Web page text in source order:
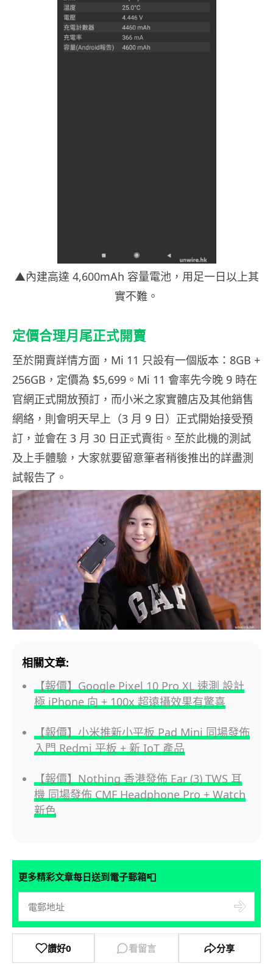
▲內建高達 4,600mAh 容量電池，用足一日以上其
實不難。
定價合理月尾正式開賣
至於開賣詳情方面，Mi 11 只設有一個版本：8GB +
256GB，定價為 $5,699。Mi 11 會率先今晚 9 時在
官網正式開放預訂，而小米之家實體店及其他銷售
網絡，則會明天早上（3 月 9 日）正式開始接受預
訂，並會在 3 月 30 日正式賣街。至於此機的測試
及上手體驗，大家就要留意筆者稍後推出的詳盡測
試報告了。
相關文章:
【報價】Google Pixel 10 Pro XL 速測 設計
極 iPhone 向 + 100x 超遠攝效果有驚喜
【報價】小米推新小平板 Pad Mini 同場發佈
入門 Redmi 平板 + 新 IoT 產品
【報價】Nothing 香港發佈 Ear (3) TWS 耳
機 同場發佈 CMF Headphone Pro + Watch
新色
更多精彩文章每日送到電子郵箱📮
讚好0 看留言 分享